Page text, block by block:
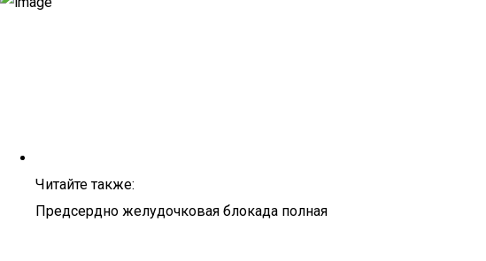
Читайте также:
Предсердно желудочковая блокада полная